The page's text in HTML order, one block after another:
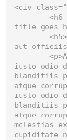
<div
title goes
aut officiis
iusto odio
blanditiis
atque
iusto odio
blanditiis
atque
molestias
cupiditate